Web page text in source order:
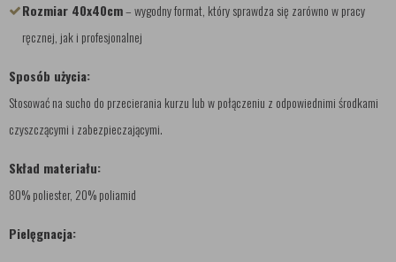
Rozmiar 40x40cm– wygodny format, który sprawdza się zarówno w pracy
ręcznej, jak i profesjonalnej
Sposób użycia:
Stosować na sucho do przecierania kurzu lub w połączeniu z odpowiednimi środkami
czyszczącymi i zabezpieczającymi.
Skład materiału:
80% poliester, 20% poliamid
Pielęgnacja: